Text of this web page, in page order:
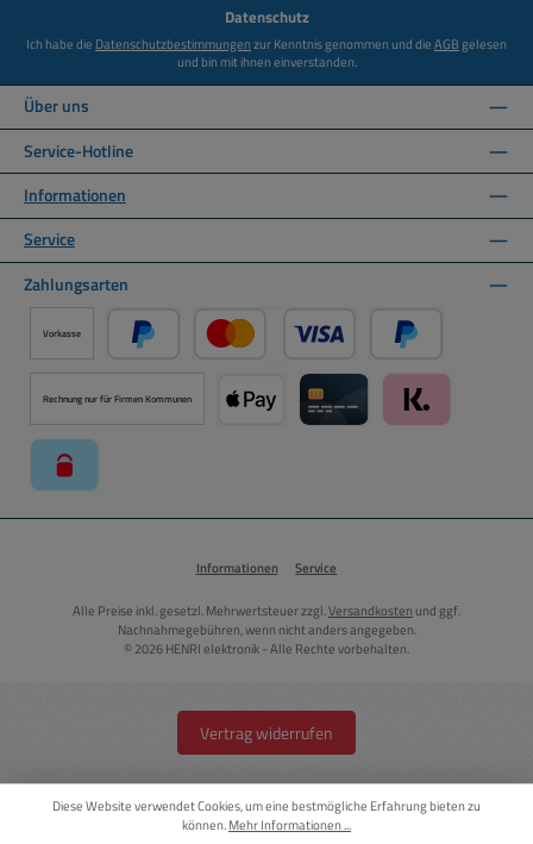
Datenschutz
Ich habe die Datenschutzbestimmungenzur Kenntnis genommen und dieAGBgelesen
und bin mit ihnen einverstanden.
Über uns
Service-Hotline
Informationen
Service
Zahlungsarten
Vorkasse
PayPal Kredit- oder Debitkarte über PayPal
Später Bezahlen
Rechnung nur für Firmen Kommunen
Informationen Service
Alle Preise inkl. gesetzl. Mehrwertsteuer zzgl.Versandkosten und ggf.
Nachnahmegebühren, wenn nicht anders angegeben.
© 2026 HENRI elektronik - Alle Rechte vorbehalten.
Vertrag widerrufen
Diese Website verwendet Cookies, um eine bestmögliche Erfahrung bieten zu
können.Mehr Informationen ...